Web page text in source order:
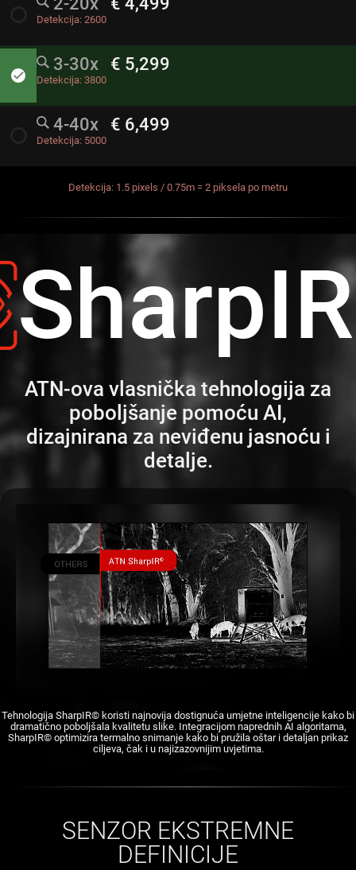
Detekcija: 2600
done
3-30x € 5,299
Detekcija: 3800
4-40x € 6,499
Detekcija: 5000
Detekcija: 1.5 pixels / 0.75m = 2 piksela po metru
ATN-ova vlasnička tehnologija za
poboljšanje pomoću AI,
dizajnirana za neviđenu jasnoću i
detalje.
Tehnologija SharpIR© koristi najnovija dostignuća umjetne inteligencije kako bi
dramatično poboljšala kvalitetu slike. Integracijom naprednih AI algoritama,
SharpIR© optimizira termalno snimanje kako bi pružila oštar i detaljan prikaz
ciljeva, čak i u najizazovnijim uvjetima.
SENZOR EKSTREMNE
DEFINICIJE